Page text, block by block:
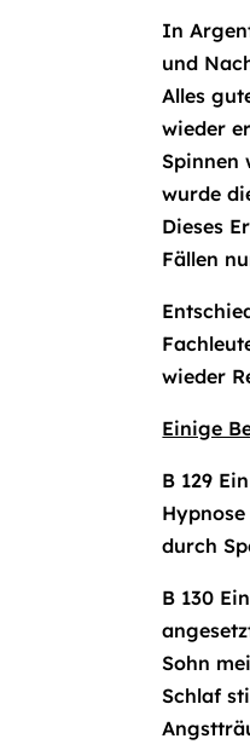
In
und
Alles
wieder
Spinnen
wurde
Dieses
Fällen
wieder
Einige
B 129
durch
B 130
Sohn
Schlaf